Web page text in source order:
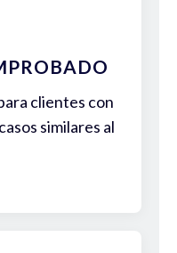
clientes con
similares al